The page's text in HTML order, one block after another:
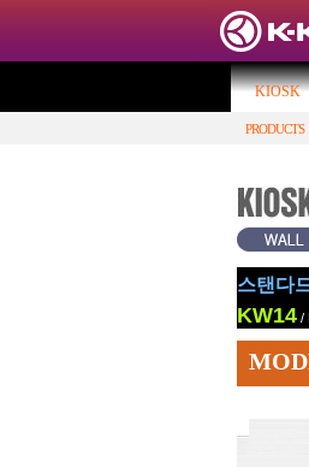
KIOSK
PRODUCTS
스탠다
KW14 /